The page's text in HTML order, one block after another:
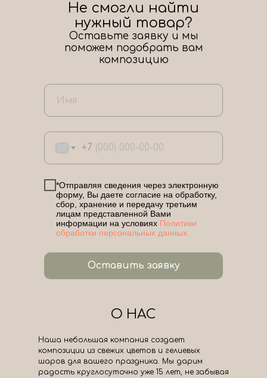
+7
*Отправляя сведения через электронную
форму, Вы даете согласие на обработку,
сбор, хранение и передачу третьим
лицам представленной Вами
информации на условиях Политики
обработки персональных данных.
Оставить заявку
Не смогли найти
нужный товар?
Оставьте заявку и мы
поможем подобрать вам
композицию
О НАС
Наша небольшая компания создает
композиции из свежих цветов и гелиевых
шаров для вашего праздника. Мы дарим
радость круглосуточно уже 15 лет, не забывая